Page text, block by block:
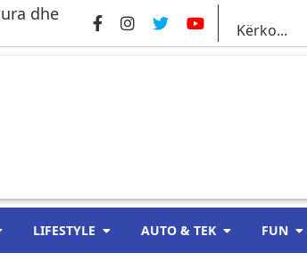
dhe
LIFESTYLE AUTO & TEK FUN